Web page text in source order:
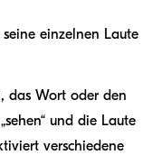
einzelnen Laute
das Wort oder den
und die Laute
verschiedene